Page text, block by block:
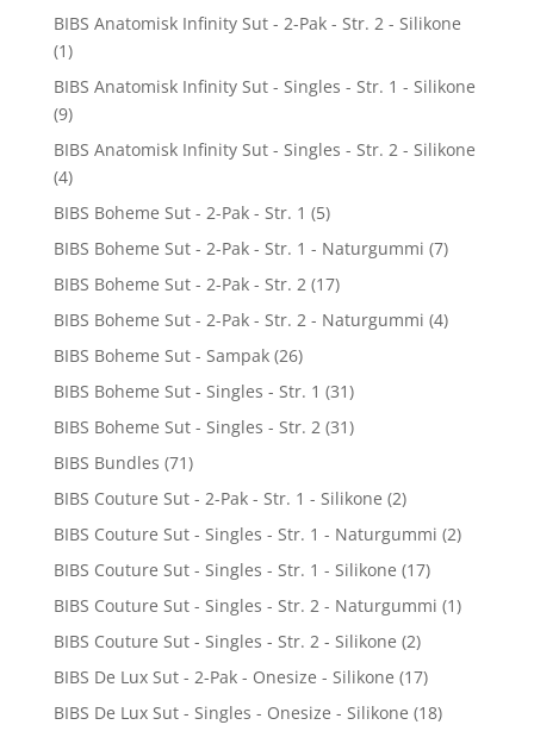
BIBS Anatomisk Infinity Sut - 2-Pak - Str. 2 - Silikone
(1)
BIBS Anatomisk Infinity Sut - Singles - Str. 1 - Silikone
(9)
BIBS Anatomisk Infinity Sut - Singles - Str. 2 - Silikone
(4)
BIBS Boheme Sut - 2-Pak - Str. 1 (5)
BIBS Boheme Sut - 2-Pak - Str. 1 - Naturgummi (7)
BIBS Boheme Sut - 2-Pak - Str. 2 (17)
BIBS Boheme Sut - 2-Pak - Str. 2 - Naturgummi (4)
BIBS Boheme Sut - Sampak (26)
BIBS Boheme Sut - Singles - Str. 1 (31)
BIBS Boheme Sut - Singles - Str. 2 (31)
BIBS Bundles (71)
BIBS Couture Sut - 2-Pak - Str. 1 - Silikone (2)
BIBS Couture Sut - Singles - Str. 1 - Naturgummi (2)
BIBS Couture Sut - Singles - Str. 1 - Silikone (17)
BIBS Couture Sut - Singles - Str. 2 - Naturgummi (1)
BIBS Couture Sut - Singles - Str. 2 - Silikone (2)
BIBS De Lux Sut - 2-Pak - Onesize - Silikone (17)
BIBS De Lux Sut - Singles - Onesize - Silikone (18)